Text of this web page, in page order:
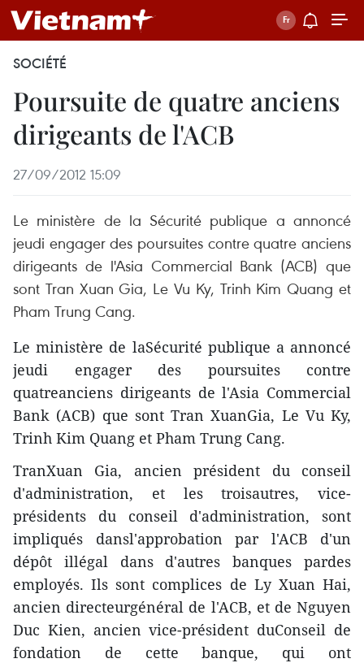
SOCIÉTÉ
Poursuite de quatre anciens
dirigeants de l'ACB
27/09/2012 15:09
Le ministère de la Sécurité publique a annoncé
jeudi engager des poursuites contre quatre anciens
dirigeants de l'Asia Commercial Bank (ACB) que
sont Tran Xuan Gia, Le Vu Ky, Trinh Kim Quang et
Pham Trung Cang.
Le ministère de laSécurité publique a annoncé
jeudi engager des poursuites contre
quatreanciens dirigeants de l'Asia Commercial
Bank (ACB) que sont Tran XuanGia, Le Vu Ky,
Trinh Kim Quang et Pham Trung Cang.
TranXuan Gia, ancien président du conseil
d'administration, et les troisautres, vice-
présidents du conseil d'administration, sont
impliqués dansl'approbation par l'ACB d'un
dépôt illégal dans d'autres banques pardes
employés. Ils sont complices de Ly Xuan Hai,
ancien directeurgénéral de l'ACB, et de Nguyen
Duc Kien, ancien vice-président duConseil de
fondation de cette banque, qui ont